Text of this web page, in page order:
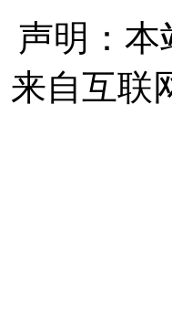
声明：本
来自互联